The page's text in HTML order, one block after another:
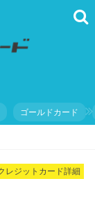
ゴールドカード
レジットカード詳細